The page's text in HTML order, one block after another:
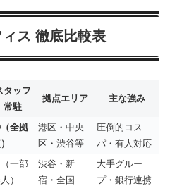
ス 徹底比較表
タッフ
常駐
拠点エリア 主な強み
全拠
港区・中央
区・渋谷等
圧倒的コス
パ・有人対応
一部
）
渋谷・新
宿・全国
大手グルー
プ・銀行連携